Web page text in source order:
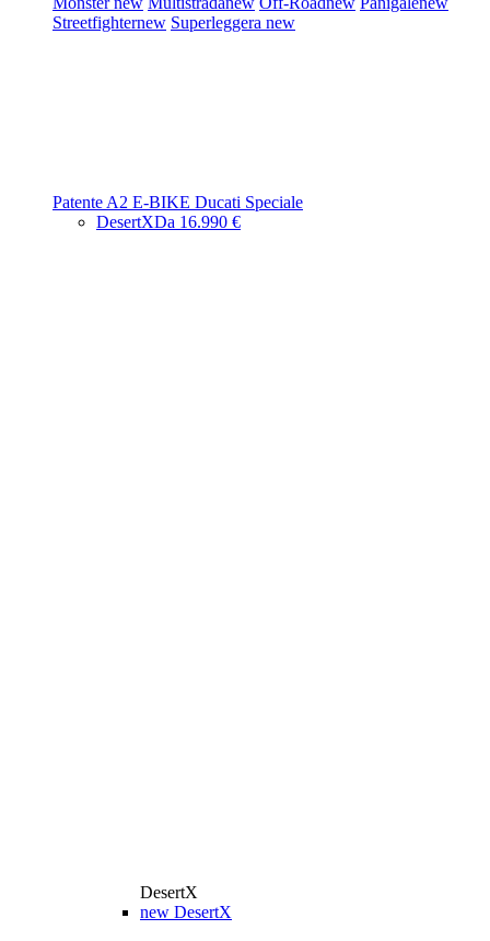
Streetfighternew Superleggera new
Patente A2 E-BIKE Ducati Speciale
DesertXDa 16.990 €
DesertX
new DesertX